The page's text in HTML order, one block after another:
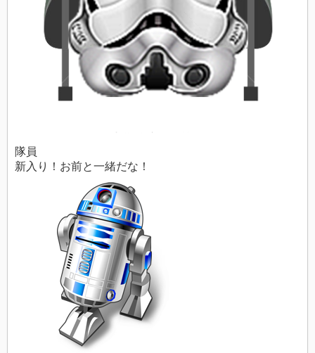
隊員
新入り！お前と一緒だな！